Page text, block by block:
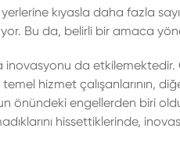
kıyasla daha fazla
Bu da, belirli bir amaca
da
hizmet çalışanlarının,
önündeki engellerden biri
hissettiklerinde,